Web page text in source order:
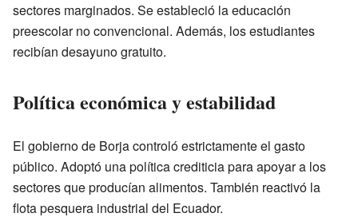
sectores marginados. Se estableció la educación
preescolar no convencional. Además, los estudiantes
recibían desayuno gratuito.
Política económica y estabilidad
El gobierno de Borja controló estrictamente el gasto
público. Adoptó una política crediticia para apoyar a los
sectores que producían alimentos. También reactivó la
flota pesquera industrial del Ecuador.